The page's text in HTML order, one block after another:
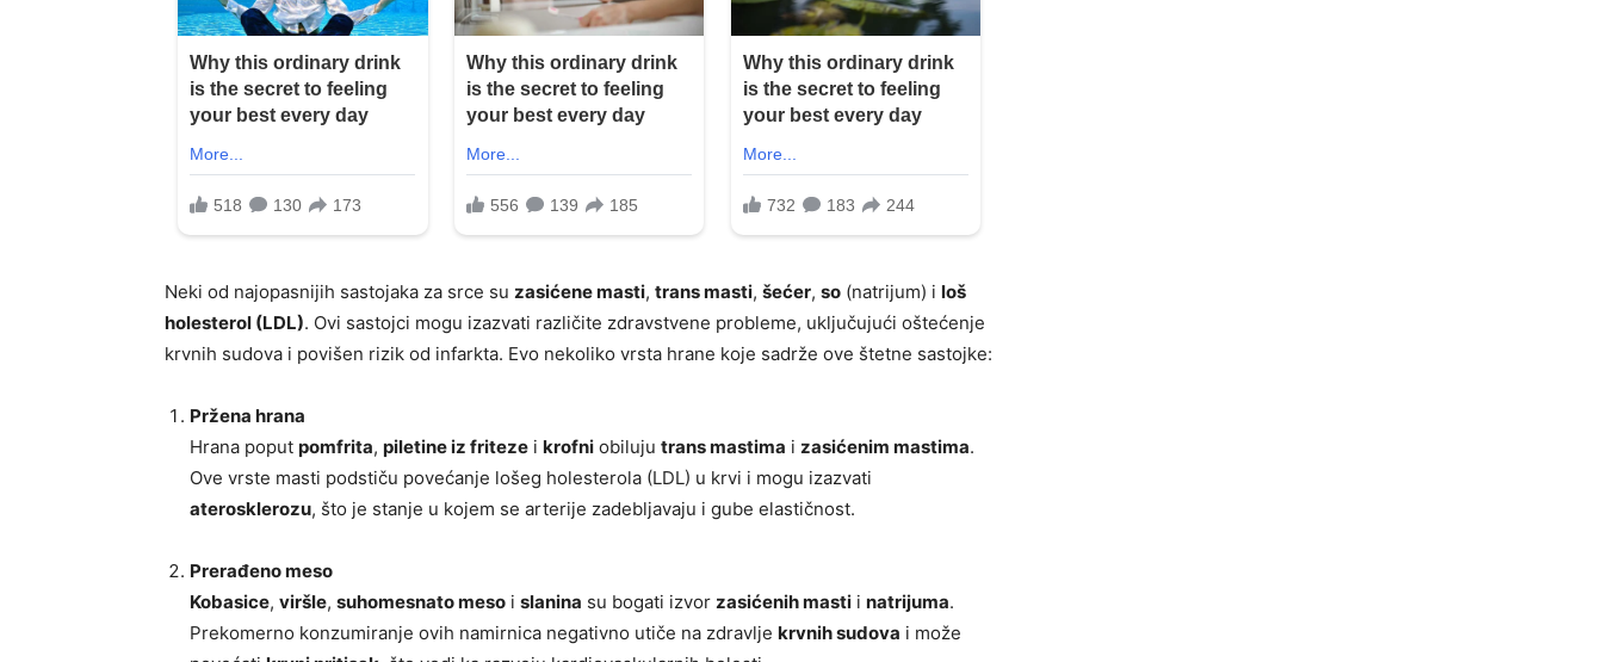
Neki od najopasnijih sastojaka za srce su zasićene masti, trans masti, šećer, so (natrijum) i loš
holesterol (LDL). Ovi sastojci mogu izazvati različite zdravstvene probleme, uključujući oštećenje
krvnih sudova i povišen rizik od infarkta. Evo nekoliko vrsta hrane koje sadrže ove štetne sastojke:
Pržena hrana
Hrana poput pomfrita, piletine iz friteze i krofni obiluju trans mastima i zasićenim mastima.
Ove vrste masti podstiču povećanje lošeg holesterola (LDL) u krvi i mogu izazvati
aterosklerozu, što je stanje u kojem se arterije zadebljavaju i gube elastičnost.
Prerađeno meso
Kobasice, viršle, suhomesnato meso i slanina su bogati izvor zasićenih masti i natrijuma.
Prekomerno konzumiranje ovih namirnica negativno utiče na zdravlje krvnih sudova i može